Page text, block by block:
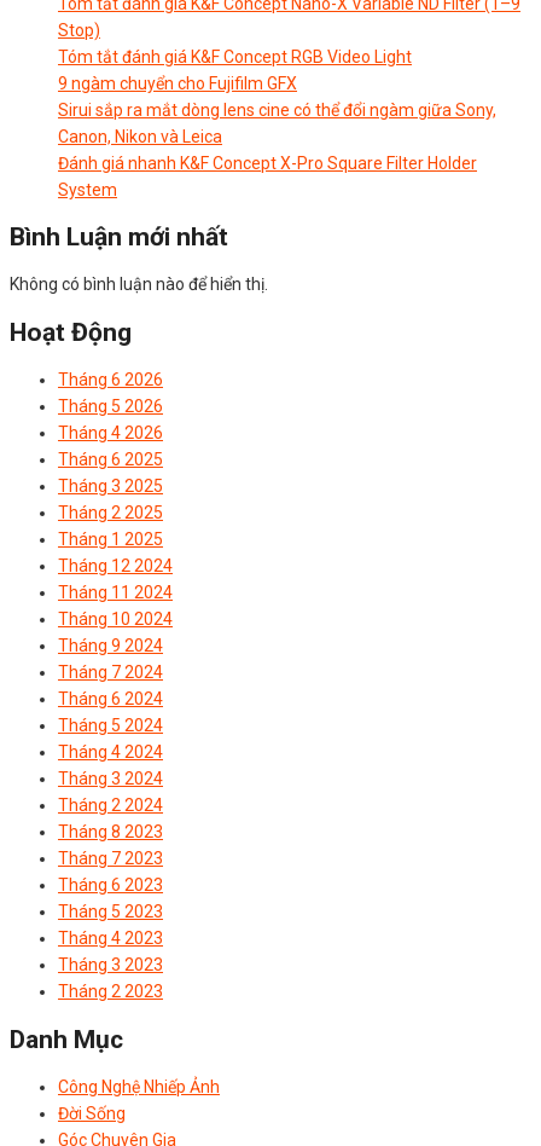
Stop)
Tóm tắt đánh giá K&F Concept RGB Video Light
9 ngàm chuyển cho Fujifilm GFX
Sirui sắp ra mắt dòng lens cine có thể đổi ngàm giữa Sony,
Canon, Nikon và Leica
Đánh giá nhanh K&F Concept X-Pro Square Filter Holder
System
Bình Luận mới nhất
Không có bình luận nào để hiển thị.
Hoạt Động
Tháng 6 2026
Tháng 5 2026
Tháng 4 2026
Tháng 6 2025
Tháng 3 2025
Tháng 2 2025
Tháng 1 2025
Tháng 12 2024
Tháng 11 2024
Tháng 10 2024
Tháng 9 2024
Tháng 7 2024
Tháng 6 2024
Tháng 5 2024
Tháng 4 2024
Tháng 3 2024
Tháng 2 2024
Tháng 8 2023
Tháng 7 2023
Tháng 6 2023
Tháng 5 2023
Tháng 4 2023
Tháng 3 2023
Tháng 2 2023
Danh Mục
Công Nghệ Nhiếp Ảnh
Đời Sống
Góc Chuyên Gia